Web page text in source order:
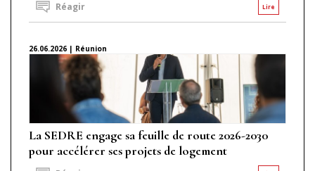
Lire
Réagir
26.06.2026 | Réunion
La SEDRE engage sa feuille de route 2026-2030
pour accélérer ses projets de logement